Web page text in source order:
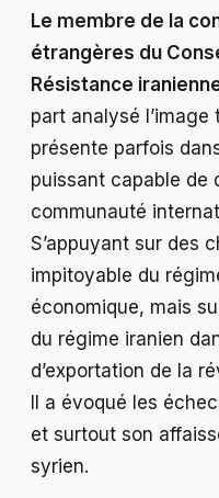
Le membre de la
étrangères du
Résistance
part analysé l’image
présente parfois
puissant capable de
communauté
S’appuyant sur des
impitoyable du
économique, mais
du régime iranien
d’exportation de la
Il a évoqué les
et surtout son
syrien.